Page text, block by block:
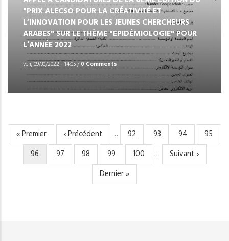
"PRIX ALECSO POUR LA CRÉATIVITÉ ET
L’INNOVATION POUR LES JEUNES CHERCHEURS
ARABES" SUR LE THÈME "EPIDÉMIOLOGIE" POUR
L’ANNÉE 2022
ven, 09/30/2022 - 14:05/0 Comments
PAGINATION
Première
page
« Premier
Page
précédente
‹ Précédent … Page
92 Page
93 Page
94 Page
95
Page
courante
96 Page
97 Page
98 Page
99 Page
100 …
Page
suivante
Suivant ›
Dernière
page
Dernier »